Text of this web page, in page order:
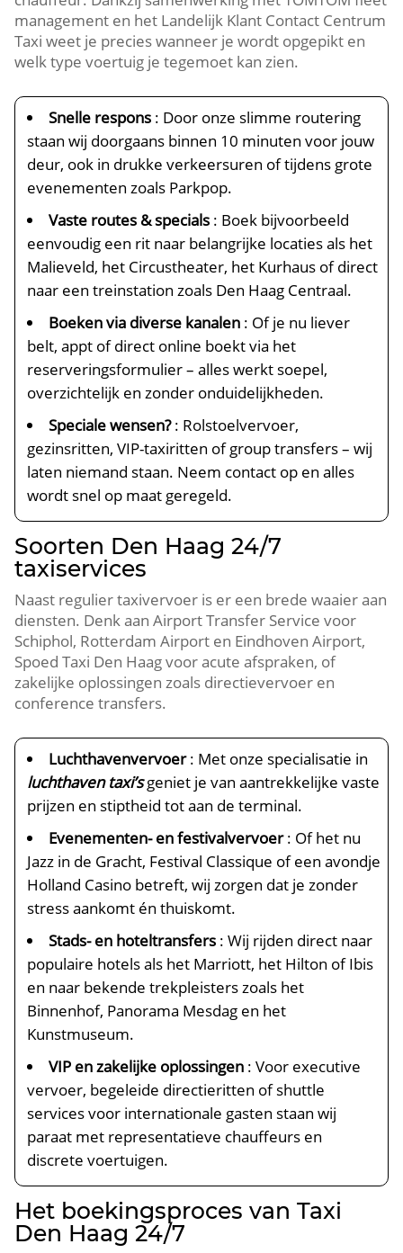
management en het Landelijk Klant Contact Centrum
Taxi weet je precies wanneer je wordt opgepikt en
welk type voertuig je tegemoet kan zien.
Snelle respons : Door onze slimme routering
staan wij doorgaans binnen 10 minuten voor jouw
deur, ook in drukke verkeersuren of tijdens grote
evenementen zoals Parkpop.
Vaste routes & specials : Boek bijvoorbeeld
eenvoudig een rit naar belangrijke locaties als het
Malieveld, het Circustheater, het Kurhaus of direct
naar een treinstation zoals Den Haag Centraal.
Boeken via diverse kanalen : Of je nu liever
belt, appt of direct online boekt via het
reserveringsformulier – alles werkt soepel,
overzichtelijk en zonder onduidelijkheden.
Speciale wensen?: Rolstoelvervoer,
gezinsritten, VIP-taxiritten of group transfers – wij
laten niemand staan. Neem contact op en alles
wordt snel op maat geregeld.
Soorten Den Haag 24/7
taxiservices
Naast regulier taxivervoer is er een brede waaier aan
diensten. Denk aan Airport Transfer Service voor
Schiphol, Rotterdam Airport en Eindhoven Airport,
Spoed Taxi Den Haag voor acute afspraken, of
zakelijke oplossingen zoals directievervoer en
conference transfers.
Luchthavenvervoer: Met onze specialisatie in
luchthaven taxi’sgeniet je van aantrekkelijke vaste
prijzen en stiptheid tot aan de terminal.
Evenementen- en festivalvervoer: Of het nu
Jazz in de Gracht, Festival Classique of een avondje
Holland Casino betreft, wij zorgen dat je zonder
stress aankomt én thuiskomt.
Stads- en hoteltransfers : Wij rijden direct naar
populaire hotels als het Marriott, het Hilton of Ibis
en naar bekende trekpleisters zoals het
Binnenhof, Panorama Mesdag en het
Kunstmuseum.
VIP en zakelijke oplossingen : Voor executive
vervoer, begeleide directieritten of shuttle
services voor internationale gasten staan wij
paraat met representatieve chauffeurs en
discrete voertuigen.
Het boekingsproces van Taxi
Den Haag 24/7